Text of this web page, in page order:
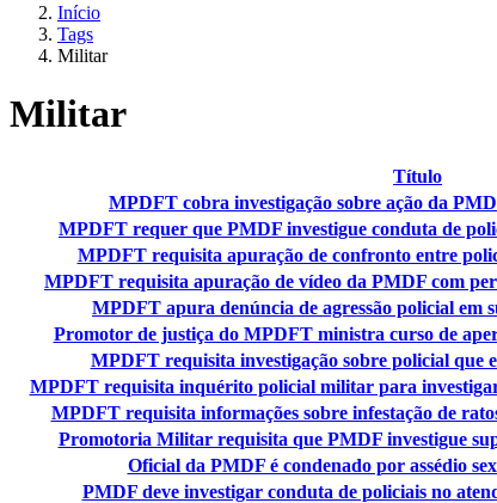
Início
Tags
Militar
Militar
Título
MPDFT cobra investigação sobre ação da
MPDFT requer que PMDF investigue conduta de
MPDFT requisita apuração de confronto entre
MPDFT requisita apuração de vídeo da PMDF com
MPDFT apura denúncia de agressão policial em
Promotor de justiça do MPDFT ministra curso de
MPDFT requisita investigação sobre policial que
MPDFT requisita inquérito policial militar para
MPDFT requisita informações sobre infestação de
Promotoria Militar requisita que PMDF investigue
Oficial da PMDF é condenado por assédio
PMDF deve investigar conduta de policiais no